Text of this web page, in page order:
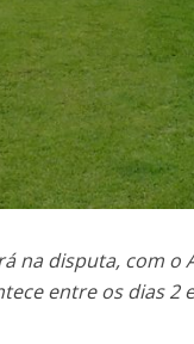
na disputa, com
entre os dias 2